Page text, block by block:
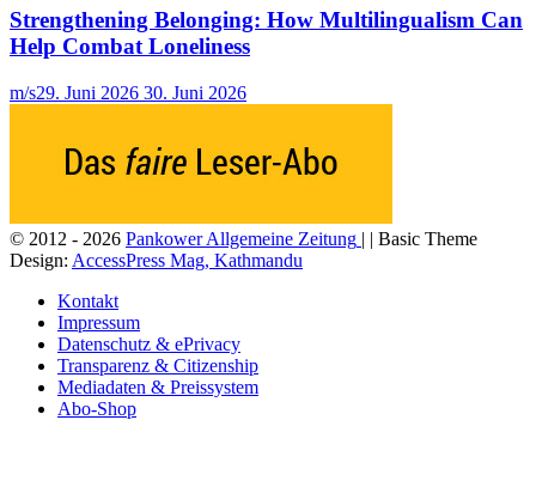
Strengthening Belonging: How Multilingualism Can
Help Combat Loneliness
m/s29. Juni 2026 30. Juni 2026
© 2012 - 2026 Pankower Allgemeine Zeitung | | Basic Theme
Design: AccessPress Mag, Kathmandu
Kontakt
Impressum
Datenschutz & ePrivacy
Transparenz & Citizenship
Mediadaten & Preissystem
Abo-Shop